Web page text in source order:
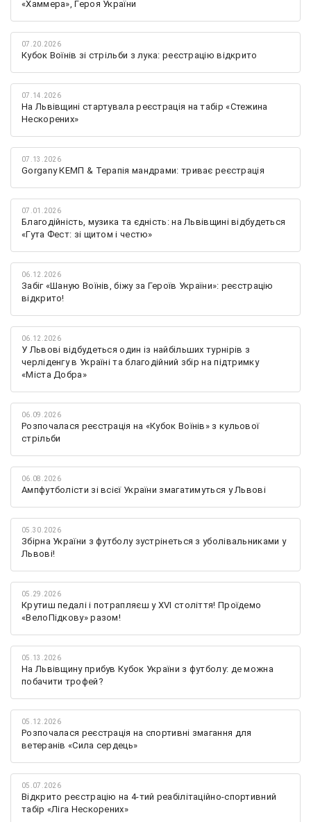
«Хаммера», Героя України
07.20.2026
Кубок Воїнів зі стрільби з лука: реєстрацію відкрито
07.14.2026
На Львівщині стартувала реєстрація на табір «Стежина
Нескорених»
07.13.2026
Gorgany КЕМП & Терапія мандрами: триває реєстрація
07.01.2026
Благодійність, музика та єдність: на Львівщині відбудеться
«Гута Фест: зі щитом і честю»
06.12.2026
Забіг «Шаную Воїнів, біжу за Героїв України»: реєстрацію
відкрито!
06.12.2026
У Львові відбудеться один із найбільших турнірів з
черліденгу в Україні та благодійний збір на підтримку
«Міста Добра»
06.09.2026
Розпочалася реєстрація на «Кубок Воїнів» з кульової
стрільби
06.08.2026
Ампфутболісти зі всієї України змагатимуться у Львові
05.30.2026
Збірна України з футболу зустрінеться з уболівальниками у
Львові!
05.29.2026
Крутиш педалі і потрапляєш у XVI століття! Проїдемо
«ВелоПідкову» разом!
05.13.2026
На Львівщину прибув Кубок України з футболу: де можна
побачити трофей?
05.12.2026
Розпочалася реєстрація на спортивні змагання для
ветеранів «Сила сердець»
05.07.2026
Відкрито реєстрацію на 4-тий реабілітаційно-спортивний
табір «Ліга Нескорених»